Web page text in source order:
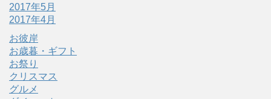
2017年5月
2017年4月
お彼岸
お歳暮・ギフト
お祭り
クリスマス
グルメ